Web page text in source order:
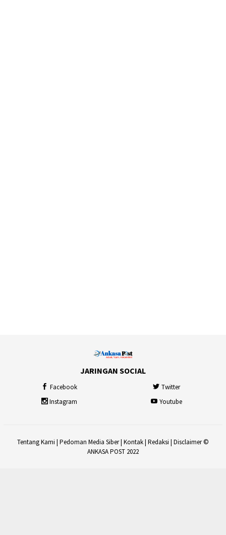
JARINGAN SOCIAL
Facebook
Twitter
Instagram
Youtube
Tentang Kami | Pedoman Media Siber| Kontak| Redaksi | Disclaimer©
ANKASA POST 2022